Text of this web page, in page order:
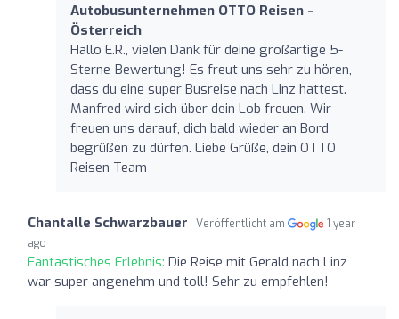
Autobusunternehmen OTTO Reisen -
Österreich
Hallo E.R., vielen Dank für deine großartige 5-
Sterne-Bewertung! Es freut uns sehr zu hören,
dass du eine super Busreise nach Linz hattest.
Manfred wird sich über dein Lob freuen. Wir
freuen uns darauf, dich bald wieder an Bord
begrüßen zu dürfen. Liebe Grüße, dein OTTO
Reisen Team
Chantalle Schwarzbauer Veröffentlicht am
1 year
ago
Fantastisches Erlebnis: Die Reise mit Gerald nach Linz
war super angenehm und toll! Sehr zu empfehlen!